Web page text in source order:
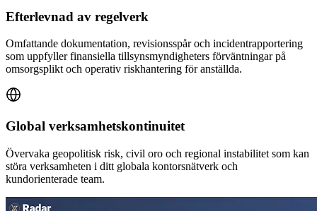
Efterlevnad av regelverk
Omfattande dokumentation, revisionsspår och incidentrapportering
som uppfyller finansiella tillsynsmyndigheters förväntningar på
omsorgsplikt och operativ riskhantering för anställda.
Global verksamhetskontinuitet
Övervaka geopolitisk risk, civil oro och regional instabilitet som kan
störa verksamheten i ditt globala kontorsnätverk och
kundorienterade team.